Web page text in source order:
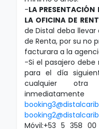
-LA PRESENTACIÓN
LA OFICINA DE
de Distal deba
de Renta, por su no
facturara a la
-Si el pasajero
para el día
cualquier
Móvil:+53 5 358